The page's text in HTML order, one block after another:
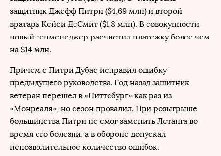
защитник Джефф Питри ($4,69 млн) и второй
вратарь Кейси ДеСмит ($1,8 млн). В совокупности
новый генменеджер расчистил платежку более чем
на $14 млн.
Причем с Питри Дубас исправил ошибку
предыдущего руководства. Год назад защитник-
ветеран перешел в «Питтсбург» как раз из
«Монреаля», но сезон провалил. При розыгрыше
большинства Питри не смог заменить Летанга во
время его болезни, а в обороне допускал
непозволительное количество ошибок.